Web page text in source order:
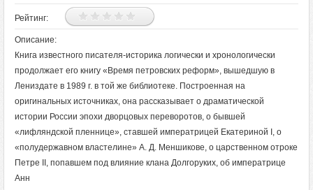
Рейтинг:
Описание:
Книга известного писателя-историка логически и хронологически
продолжает его книгу «Время петровских реформ», вышедшую в
Лениздате в 1989 г. в той же библиотеке. Построенная на
оригинальных источниках, она рассказывает о драматической
истории России эпохи дворцовых переворотов, о бывшей
«лифляндской пленнице», ставшей императрицей Екатериной I, о
«полудержавном властелине» А. Д. Меншикове, о царственном отроке
Петре II, попавшем под влияние клана Долгоруких, об императрице
Анн